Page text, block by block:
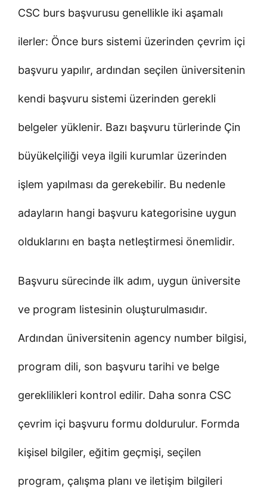
CSC burs başvurusu genellikle iki aşamalı
ilerler: Önce burs sistemi üzerinden çevrim içi
başvuru yapılır, ardından seçilen üniversitenin
kendi başvuru sistemi üzerinden gerekli
belgeler yüklenir. Bazı başvuru türlerinde Çin
büyükelçiliği veya ilgili kurumlar üzerinden
işlem yapılması da gerekebilir. Bu nedenle
adayların hangi başvuru kategorisine uygun
olduklarını en başta netleştirmesi önemlidir.
Başvuru sürecinde ilk adım, uygun üniversite
ve program listesinin oluşturulmasıdır.
Ardından üniversitenin agency number bilgisi,
program dili, son başvuru tarihi ve belge
gereklilikleri kontrol edilir. Daha sonra CSC
çevrim içi başvuru formu doldurulur. Formda
kişisel bilgiler, eğitim geçmişi, seçilen
program, çalışma planı ve iletişim bilgileri